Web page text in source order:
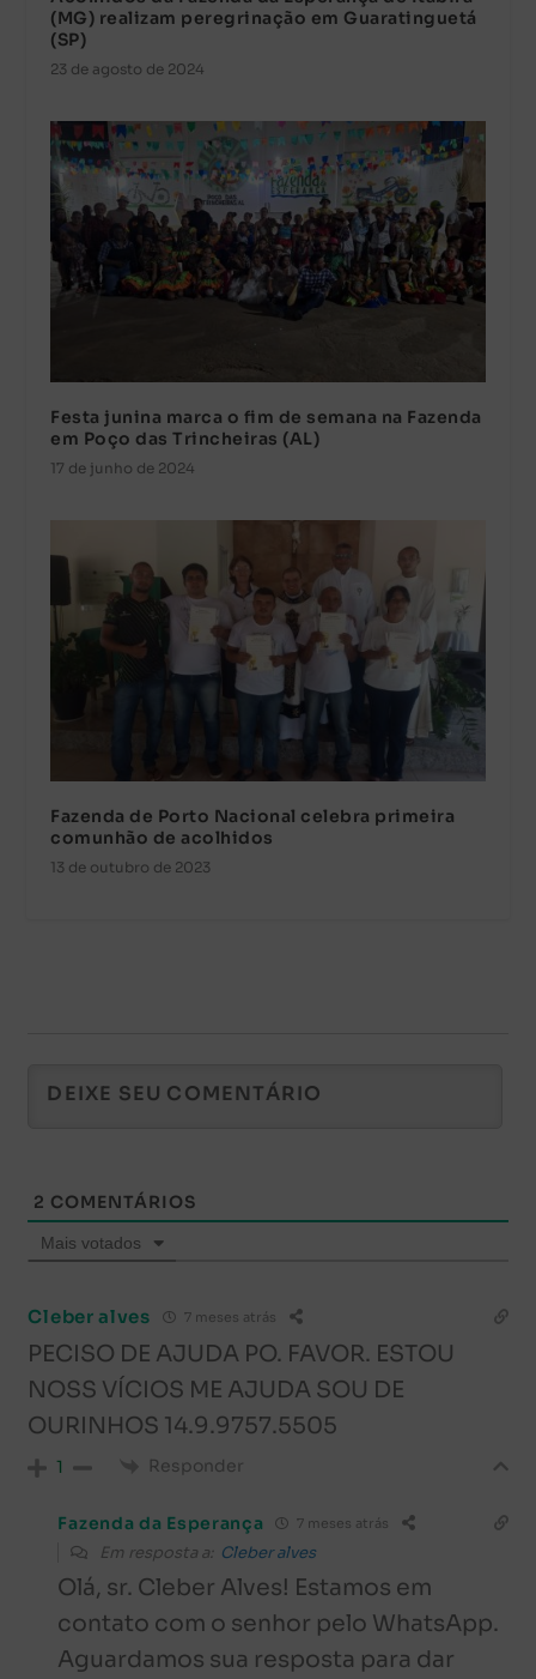
(MG) realizam peregrinação em Guaratinguetá
(SP)
23 de agosto de 2024
Festa junina marca o fim de semana na Fazenda
em Poço das Trincheiras (AL)
17 de junho de 2024
Fazenda de Porto Nacional celebra primeira
comunhão de acolhidos
13 de outubro de 2023
2 COMENTÁRIOS
Mais votados
Cleber alves 7 meses atrás
PECISO DE AJUDA PO. FAVOR. ESTOU
NOSS VÍCIOS ME AJUDA SOU DE
OURINHOS 14.9.9757.5505
1 Responder
Fazenda da Esperança 7 meses atrás
Em resposta a: Cleber alves
Olá, sr. Cleber Alves! Estamos em
contato com o senhor pelo WhatsApp.
Aguardamos sua resposta para dar